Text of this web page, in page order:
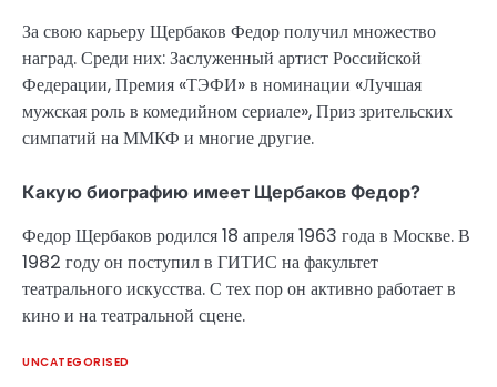
За свою карьеру Щербаков Федор получил множество
наград. Среди них: Заслуженный артист Российской
Федерации, Премия «ТЭФИ» в номинации «Лучшая
мужская роль в комедийном сериале», Приз зрительских
симпатий на ММКФ и многие другие.
Какую биографию имеет Щербаков Федор?
Федор Щербаков родился 18 апреля 1963 года в Москве. В
1982 году он поступил в ГИТИС на факультет
театрального искусства. С тех пор он активно работает в
кино и на театральной сцене.
UNCATEGORISED